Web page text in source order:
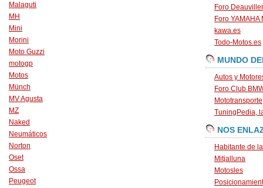
Malaguti
MH
Mini
Morini
Moto Guzzi
motogp
Motos
Münch
MV Agusta
MZ
Naked
Neumáticos
Norton
Oset
Ossa
Peugeot
Foro
Foro YAMAHA
kawa.es
Todo-Motos.es
MUNDO
Autos y
Foro Club
Mototransporte
TuningPedia,
NOS
Habitante de
Mitjalluna
Motosles